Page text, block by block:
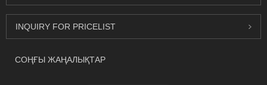
INQUIRY FOR PRICELIST
СОҢҒЫ ЖАҢАЛЫҚТАР